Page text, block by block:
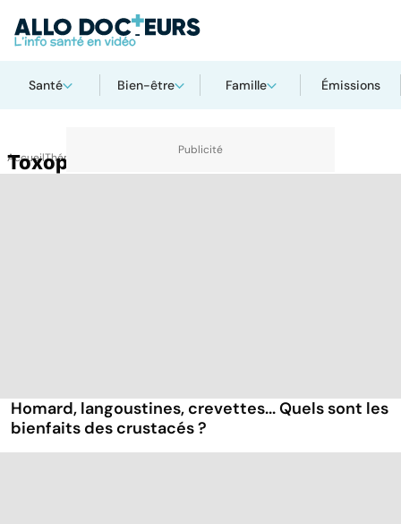
Santé Bien-être Famille Émissions
AccueilThématiques
Toxoplasmose
Homard, langoustines, crevettes... Quels sont les
bienfaits des crustacés ?